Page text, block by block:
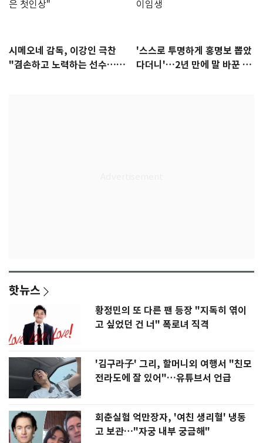
시메오네 감독, 이강인 극찬
"겸손하고 노력하는 선수…좋
'스스로 투명하게 홍명보 뽑았
다더니'…2년 만에 말 바꾼 이
핫뉴스
황정민의 또 다른 팬 등장 "지독히 엮이
고 싶었던 건 너" 폭로녀 직격
'김구라子' 그리, 할머니외 여행서 "친모
전라도에 잘 있어"…유튜브서 언급
회춘실험 억만장자, '여친 생리혈' 냉동
고 보관…"자궁 내부 궁금해"